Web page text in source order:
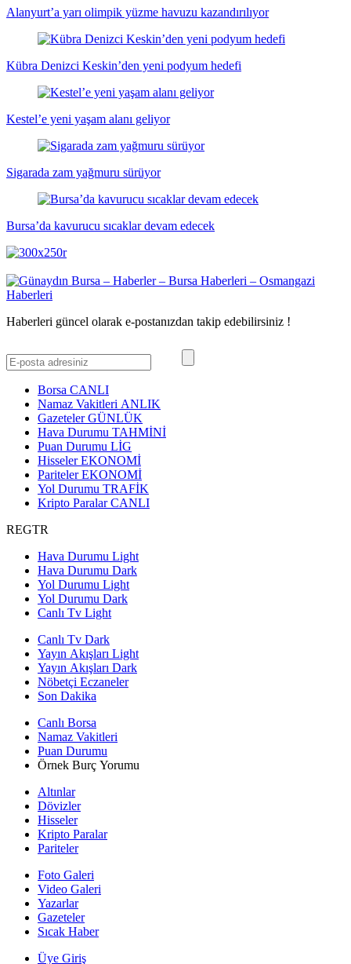
Alanyurt’a yarı olimpik yüzme havuzu kazandırılıyor
Kübra Denizci Keskin’den yeni podyum hedefi
Kestel’e yeni yaşam alanı geliyor
Sigarada zam yağmuru sürüyor
Bursa’da kavurucu sıcaklar devam edecek
Haberleri güncel olarak e-postanızdan takip edebilirsiniz !
Borsa CANLI
Namaz Vakitleri ANLIK
GazetelerGÜNLÜK
Hava Durumu TAHMİNİ
Puan Durumu LİG
HisselerEKONOMİ
ParitelerEKONOMİ
Yol Durumu TRAFİK
Kripto ParalarCANLI
REGTR
Hava Durumu Light
Hava Durumu Dark
Yol Durumu Light
Yol Durumu Dark
Canlı Tv Light
Canlı Tv Dark
Yayın Akışları Light
Yayın Akışları Dark
Nöbetçi Eczaneler
Son Dakika
Canlı Borsa
Namaz Vakitleri
Puan Durumu
Örnek Burç Yorumu
Altınlar
Dövizler
Hisseler
Kripto Paralar
Pariteler
Foto Galeri
Video Galeri
Yazarlar
Gazeteler
Sıcak Haber
Üye Giriş